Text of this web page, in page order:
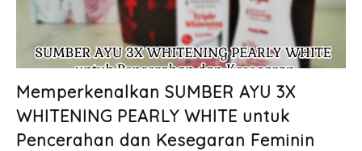
Memperkenalkan SUMBER AYU 3X
WHITENING PEARLY WHITE untuk
Pencerahan dan Kesegaran Feminin